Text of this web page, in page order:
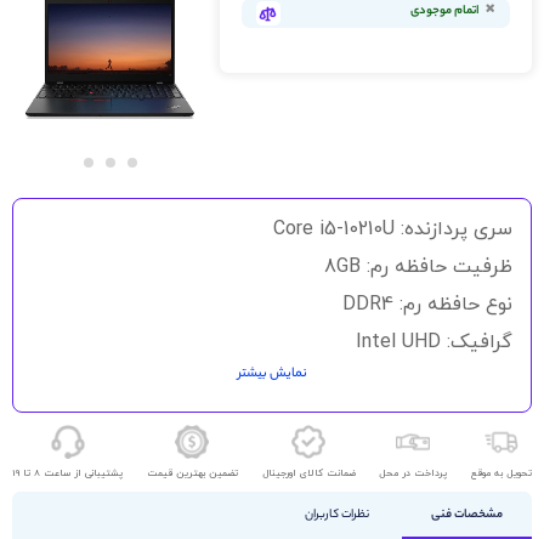
انتهای
گالری
تصاویر
اتمام موجودی
سری پردازنده: Core i5-10210U
ظرفیت حافظه رم: 8GB
نوع حافظه رم: DDR4
گرافیک: Intel UHD
اندازه صفحه نمایش: 15.6 اینچ
کیفیت صفحه نمایش: FHD
نمایش بیشتر
تحویل به موقع پرداخت در محل ضمانت کالای اورجینال تضمین بهترین قیمت پشتیبانی از ساعت 8 تا 19
مشخصات فنی نظرات کاربران